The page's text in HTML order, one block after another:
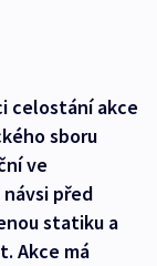
celostání akce
sboru
ve
před
statiku a
Akce má